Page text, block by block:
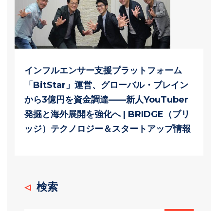
インフルエンサー支援プラットフォーム
「BitStar」運営、グローバル・ブレイン
から3億円を資金調達——新人YouTuber
発掘と海外展開を強化へ | BRIDGE（ブリ
ッジ）テクノロジー＆スタートアップ情報
検索